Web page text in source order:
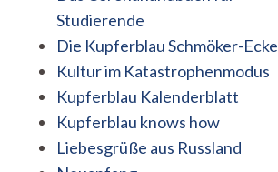
Studierende
Die Kupferblau Schmöker-Ecke
Kultur im Katastrophenmodus
Kupferblau Kalenderblatt
Kupferblau knows how
Liebesgrüße aus Russland